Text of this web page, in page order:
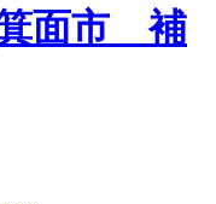
箕面市 補